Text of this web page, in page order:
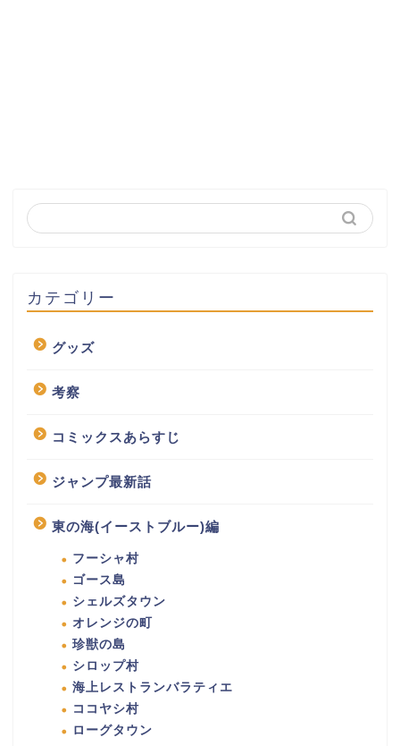
カテゴリー
グッズ
考察
コミックスあらすじ
ジャンプ最新話
東の海(イーストブルー)編
フーシャ村
ゴース島
シェルズタウン
オレンジの町
珍獣の島
シロップ村
海上レストランバラティエ
ココヤシ村
ローグタウン